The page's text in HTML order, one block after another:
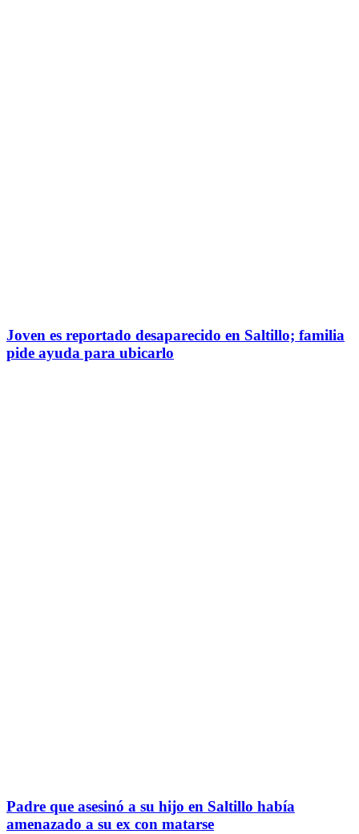
Joven es reportado desaparecido en Saltillo; familia
pide ayuda para ubicarlo
Padre que asesinó a su hijo en Saltillo había
amenazado a su ex con matarse